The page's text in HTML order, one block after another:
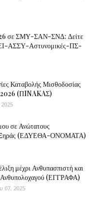
σε ΣΜΥ-ΣΑΝ-ΣΝΔ: Δείτε
ΑΣΣΥ-Αστυνομικές-ΠΣ-
Καταβολής Μισθοδοσίας
2026 (ΠINAKAΣ)
σε Ανώτατους
Ξηράς (ΕΔΥΕΘΑ-ΟΝΟΜΑΤΑ)
μέχρι Ανθυπασπιστή και
(ΕΓΓΡΑΦΑ)
07, 2025